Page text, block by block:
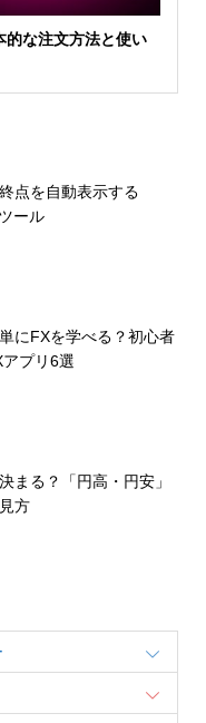
的な注文方法と使い
点を自動表示する
ール
にFXを学べる？初心者
プリ6選
まる？「円高・円安」
方